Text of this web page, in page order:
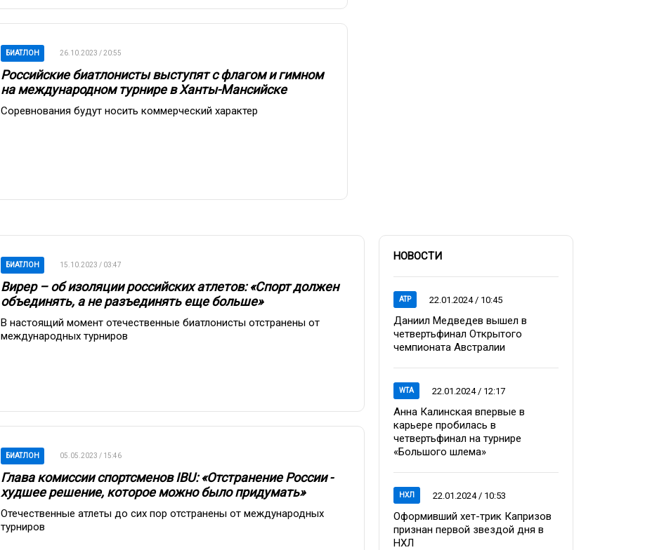
БИАТЛОН 26.10.2023 / 20:55
Российские биатлонисты выступят с флагом и гимном
на международном турнире в Ханты-Мансийске
Соревнования будут носить коммерческий характер
БИАТЛОН 15.10.2023 / 03:47
Вирер – об изоляции российских атлетов: «Спорт должен
объединять, а не разъединять еще больше»
В настоящий момент отечественные биатлонисты отстранены от
международных турниров
БИАТЛОН 05.05.2023 / 15:46
Глава комиссии спортсменов IBU: «Отстранение России -
худшее решение, которое можно было придумать»
Отечественные атлеты до сих пор отстранены от международных
турниров
НОВОСТИ
ATP 22.01.2024 / 10:45
Даниил Медведев вышел в
четвертьфинал Открытого
чемпионата Австралии
WTA 22.01.2024 / 12:17
Анна Калинская впервые в
карьере пробилась в
четвертьфинал на турнире
«Большого шлема»
НХЛ 22.01.2024 / 10:53
Оформивший хет-трик Капризов
признан первой звездой дня в
НХЛ